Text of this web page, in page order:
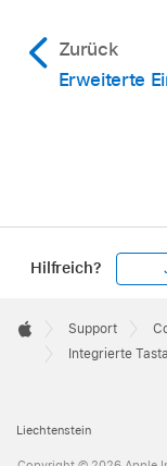
Zurück
Erweiterte
Hilfreich?
Footer

Apple
Support
Integrierte
Liechtenstein